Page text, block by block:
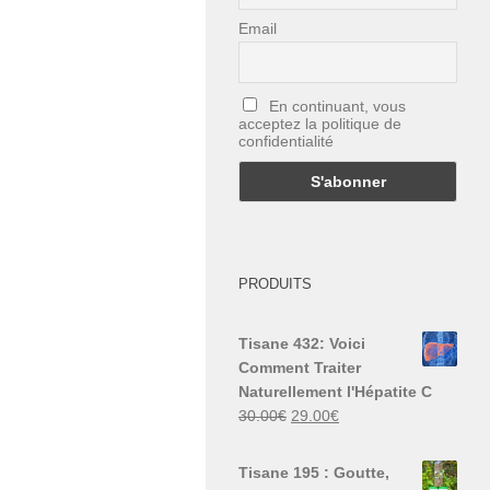
Email
En continuant, vous
acceptez la politique de
confidentialité
PRODUITS
Tisane 432: Voici
Comment Traiter
Naturellement l'Hépatite C
30.00€ Le
29.00€Le
est :
Tisane 195 : Goutte,